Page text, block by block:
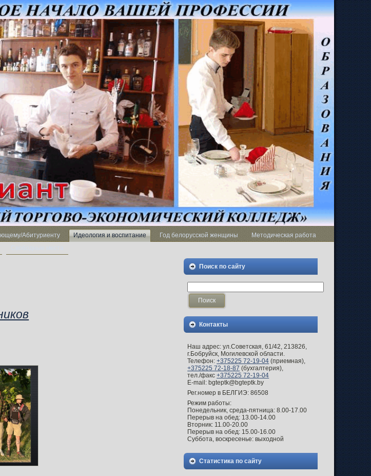
Абитуриенту Идеология и воспитание Год белорусской женщины
Методическая работа
Поиск по сайту
Контакты
Наш адрес: ул.Советская, 61/42, 213826,
г.Бобруйск, Могилевской области.
Телефон:+375225 72-19-04 (приемная),
+375225 72-18-87 (бухгалтерия),
тел./факс+375225 72-19-04
E-mail: bgteptk@bgteptk.by
Рег.номер в БЕЛГИЭ: 86508
Режим работы:
Понедельник, среда-пятница: 8.00-17.00
Перерыв на обед: 13.00-14.00
Вторник: 11.00-20.00
Перерыв на обед: 15.00-16.00
Суббота, воскресенье: выходной
Статистика по сайту